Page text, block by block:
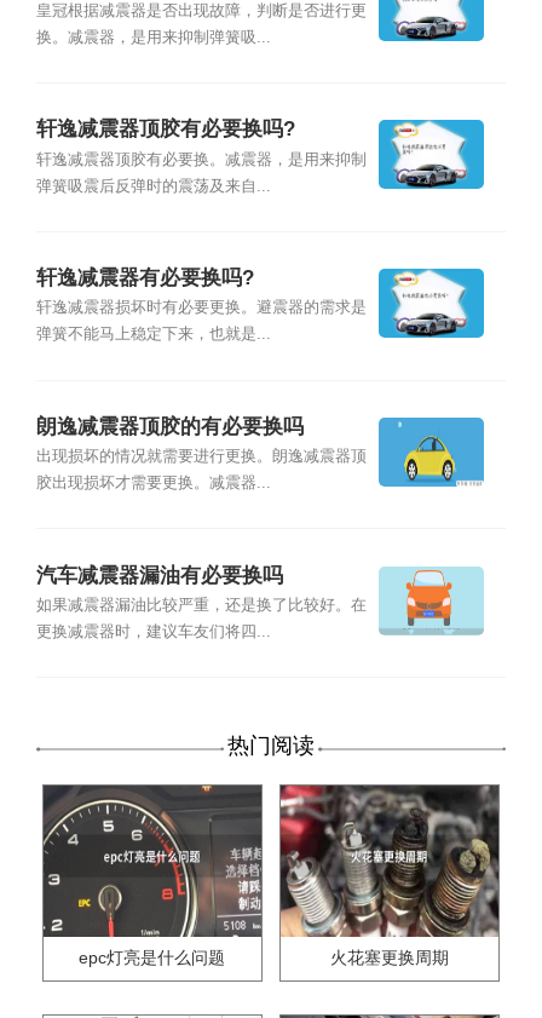
皇冠根据减震器是否出现故障，判断是否进行更
换。减震器，是用来抑制弹簧吸...
轩逸减震器顶胶有必要换吗?
轩逸减震器顶胶有必要换。减震器，是用来抑制
弹簧吸震后反弹时的震荡及来自...
轩逸减震器有必要换吗?
轩逸减震器损坏时有必要更换。避震器的需求是
弹簧不能马上稳定下来，也就是...
朗逸减震器顶胶的有必要换吗
出现损坏的情况就需要进行更换。朗逸减震器顶
胶出现损坏才需要更换。减震器...
汽车减震器漏油有必要换吗
如果减震器漏油比较严重，还是换了比较好。在
更换减震器时，建议车友们将四...
热门阅读
epc灯亮是什么问题 火花塞更换周期